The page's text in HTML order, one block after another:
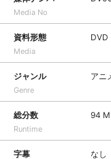
Media No
資料形態
Media
DVD
ジャンル
Genre
アニ
総分数
Runtime
94
字幕 なし